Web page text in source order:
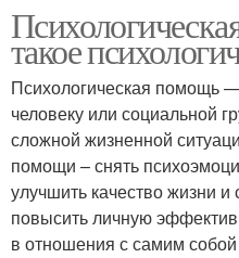
такое
Психологическая помощь
человеку или социальной
сложной жизненной
помощи – снять
улучшить качество жизни
повысить личную
в отношения с самим